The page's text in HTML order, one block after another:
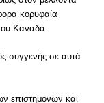
κορυφαία
Καναδά.
συγγενής σε αυτά
επιστημόνων και